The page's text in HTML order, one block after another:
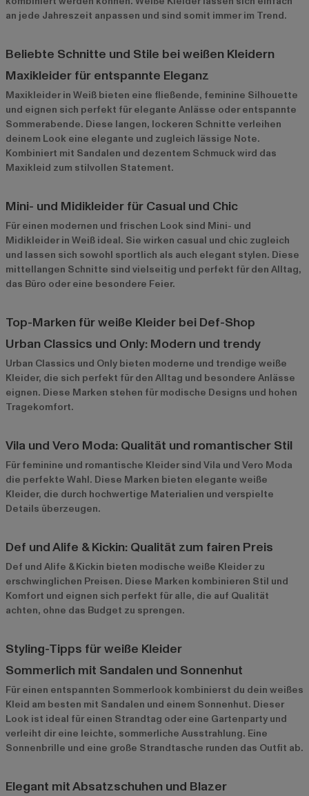
an jede Jahreszeit anpassen und sind somit immer im Trend.
Beliebte Schnitte und Stile bei weißen Kleidern
Maxikleider für entspannte Eleganz
Maxikleider in Weiß bieten eine fließende, feminine Silhouette
und eignen sich perfekt für elegante Anlässe oder entspannte
Sommerabende. Diese langen, lockeren Schnitte verleihen
deinem Look eine elegante und zugleich lässige Note.
Kombiniert mit Sandalen und dezentem Schmuck wird das
Maxikleid zum stilvollen Statement.
Mini- und Midikleider für Casual und Chic
Für einen modernen und frischen Look sind Mini- und
Midikleider in Weiß ideal. Sie wirken casual und chic zugleich
und lassen sich sowohl sportlich als auch elegant stylen. Diese
mittellangen Schnitte sind vielseitig und perfekt für den Alltag,
das Büro oder eine besondere Feier.
Top-Marken für weiße Kleider bei Def-Shop
Urban Classics und Only: Modern und trendy
Urban Classics und Only bieten moderne und trendige weiße
Kleider, die sich perfekt für den Alltag und besondere Anlässe
eignen. Diese Marken stehen für modische Designs und hohen
Tragekomfort.
Vila und Vero Moda: Qualität und romantischer Stil
Für feminine und romantische Kleider sind Vila und Vero Moda
die perfekte Wahl. Diese Marken bieten elegante weiße
Kleider, die durch hochwertige Materialien und verspielte
Details überzeugen.
Def und Alife & Kickin: Qualität zum fairen Preis
Def und Alife & Kickin bieten modische weiße Kleider zu
erschwinglichen Preisen. Diese Marken kombinieren Stil und
Komfort und eignen sich perfekt für alle, die auf Qualität
achten, ohne das Budget zu sprengen.
Styling-Tipps für weiße Kleider
Sommerlich mit Sandalen und Sonnenhut
Für einen entspannten Sommerlook kombinierst du dein weißes
Kleid am besten mit Sandalen und einem Sonnenhut. Dieser
Look ist ideal für einen Strandtag oder eine Gartenparty und
verleiht dir eine leichte, sommerliche Ausstrahlung. Eine
Sonnenbrille und eine große Strandtasche runden das Outfit ab.
Elegant mit Absatzschuhen und Blazer